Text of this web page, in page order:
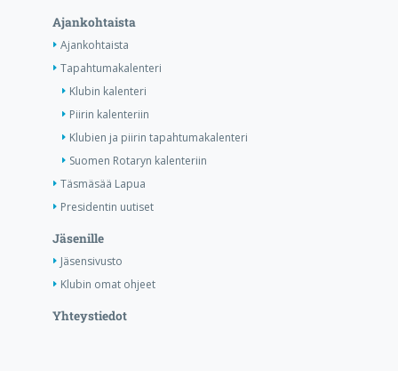
Ajankohtaista
Ajankohtaista
Tapahtumakalenteri
Klubin kalenteri
Piirin kalenteriin
Klubien ja piirin tapahtumakalenteri
Suomen Rotaryn kalenteriin
Täsmäsää Lapua
Presidentin uutiset
Jäsenille
Jäsensivusto
Klubin omat ohjeet
Yhteystiedot